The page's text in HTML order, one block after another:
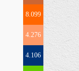
8.099
4.276
4.106